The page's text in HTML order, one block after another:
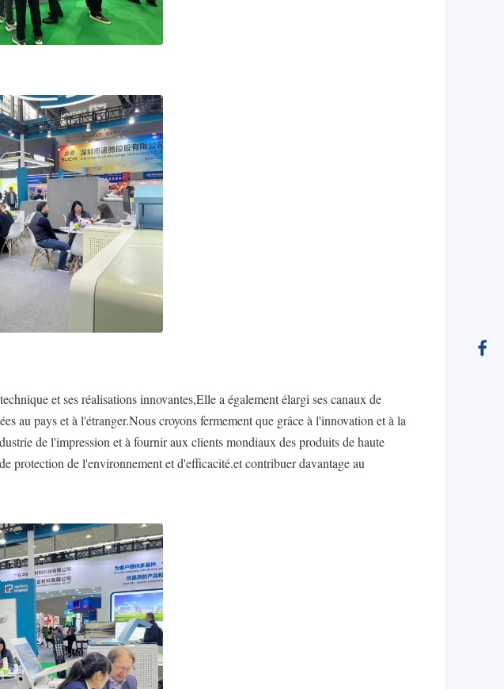
et ses réalisations innovantes,Elle a également élargi ses canaux de
au pays et à l'étranger.Nous croyons fermement que grâce à l'innovation et à la
de l'impression et à fournir aux clients mondiaux des produits de haute
protection de l'environnement et d'efficacité.et contribuer davantage au